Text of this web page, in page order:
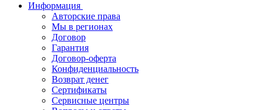
Информация
Авторские права
Мы в регионах
Договор
Гарантия
Договор-оферта
Конфиденциальность
Возврат денег
Сертификаты
Сервисные центры